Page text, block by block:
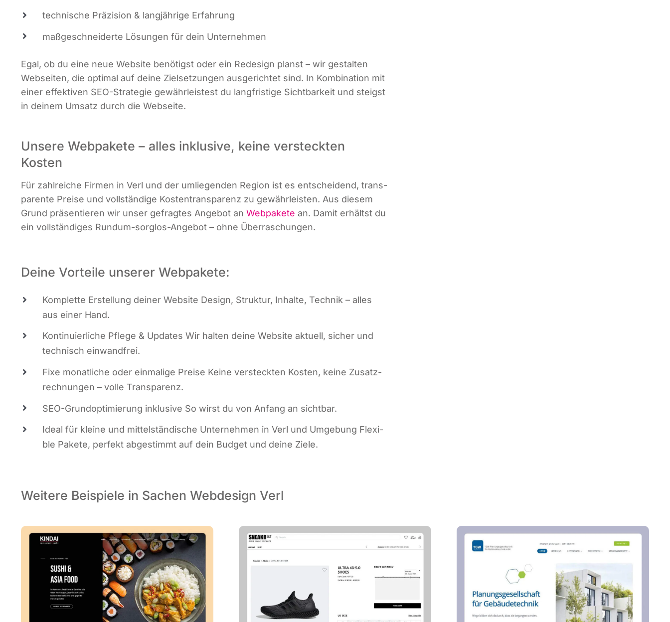
tech­ni­sche Prä­zi­si­on & lang­jäh­ri­ge Erfahrung
maß­ge­schnei­der­te Lösun­gen für dein Unternehmen
Egal, ob du eine neue Web­site benö­tigst oder ein Rede­sign planst – wir gestal­ten
Web­sei­ten, die opti­mal auf dei­ne Ziel­set­zun­gen aus­ge­rich­tet sind. In Kom­bi­na­ti­on mit
einer effek­ti­ven SEO-Stra­te­gie gewähr­leis­test du lang­fris­ti­ge Sicht­bar­keit und steigst
in dei­nem Umsatz durch die Webseite.
Unsere Webpakete – alles inklusive, keine versteckten
Kosten
Für zahl­rei­che Fir­men in Verl und der umlie­gen­den Regi­on ist es ent­schei­dend, trans­
pa­ren­te Prei­se und voll­stän­di­ge Kos­ten­trans­pa­renz zu gewähr­leis­ten. Aus die­sem
Grund prä­sen­tie­ren wir unser gefrag­tes Ange­bot an Web­pa­ke­te an. Damit erhältst du
ein voll­stän­di­ges Rund­um-sorg­los-Ange­bot – ohne Überraschungen.
Deine Vorteile unserer Webpakete:
Kom­plet­te Erstel­lung dei­ner Web­site Design, Struk­tur, Inhal­te, Tech­nik – alles
aus einer Hand.
Kon­ti­nu­ier­li­che Pfle­ge & Updates Wir hal­ten dei­ne Web­site aktu­ell, sicher und
tech­nisch einwandfrei.
Fixe monat­li­che oder ein­ma­li­ge Prei­se Kei­ne ver­steck­ten Kos­ten, kei­ne Zusatz­
rech­nun­gen – vol­le Transparenz.
SEO-Grund­op­ti­mie­rung inklu­si­ve So wirst du von Anfang an sichtbar.
Ide­al für klei­ne und mit­tel­stän­di­sche Unter­neh­men in Verl und Umge­bung Fle­xi­
ble Pake­te, per­fekt abge­stimmt auf dein Bud­get und dei­ne Ziele.
Weitere Beispiele in Sachen Webdesign Verl